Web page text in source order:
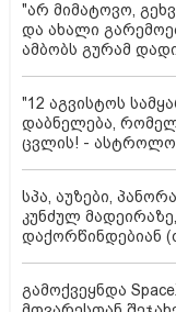
"არ მიმატოვო,
და ახალი
ამბობს გურამ
"12 აგვისტოს
დაბნელება,
ცვლის! -
სპა, აუზები,
კუნძულ
დაქორწინდებიან
გამოქვეყნდა